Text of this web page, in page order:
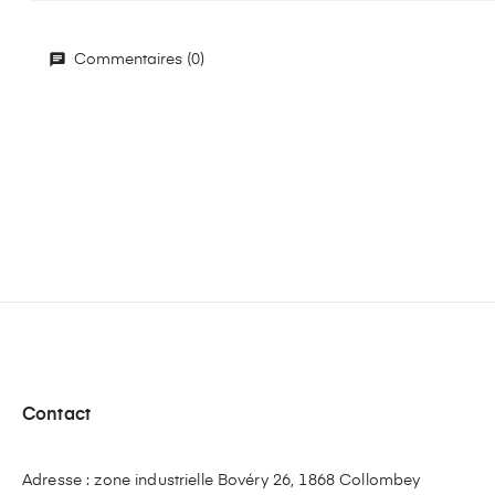
Commentaires (0)
Contact
Adresse : zone industrielle Bovéry 26, 1868 Collombey